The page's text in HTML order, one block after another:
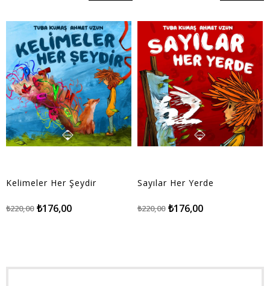
Kelimeler Her Şeydir
₺176,00
₺220,00
Sayılar Her Yerde
₺176,00
₺220,00